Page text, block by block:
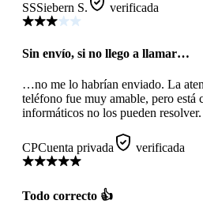
SSSiebern S. verificada
Sin envío, si no llego a llamar…
…no me lo habrían enviado. La
teléfono fue muy amable, pero está
informáticos no los pueden resolver.
CPCuenta privada verificada
Todo correcto 👍